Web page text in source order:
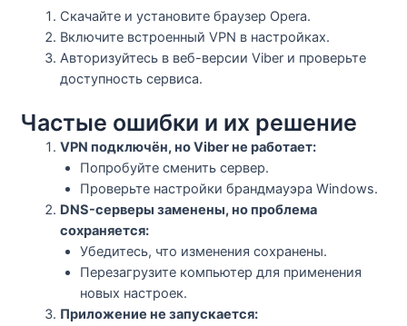
Скачайте и установите браузер Opera.
Включите встроенный VPN в настройках.
Авторизуйтесь в веб-версии Viber и проверьте
доступность сервиса.
Частые ошибки и их решение
VPN подключён, но Viber не работает:
Попробуйте сменить сервер.
Проверьте настройки брандмауэра Windows.
DNS-серверы заменены, но проблема
сохраняется:
Убедитесь, что изменения сохранены.
Перезагрузите компьютер для применения
новых настроек.
Приложение не запускается: